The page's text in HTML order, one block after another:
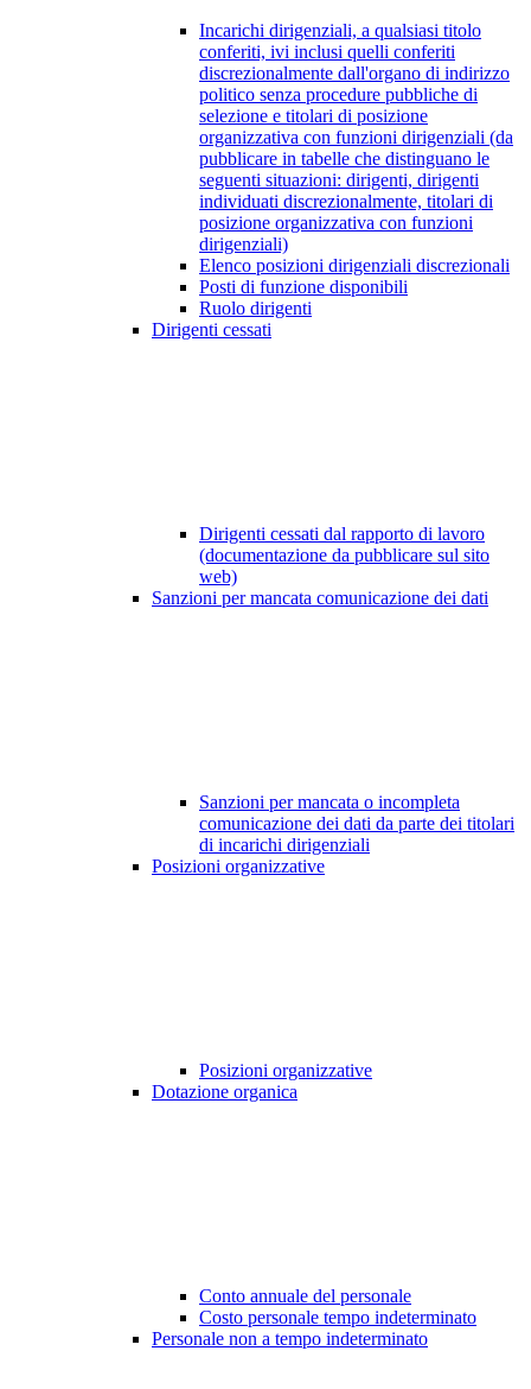
Incarichi dirigenziali, a qualsiasi titolo
conferiti, ivi inclusi quelli conferiti
discrezionalmente dall'organo di indirizzo
politico senza procedure pubbliche di
selezione e titolari di posizione
organizzativa con funzioni dirigenziali (da
pubblicare in tabelle che distinguano le
seguenti situazioni: dirigenti, dirigenti
individuati discrezionalmente, titolari di
posizione organizzativa con funzioni
dirigenziali)
Elenco posizioni dirigenziali discrezionali
Posti di funzione disponibili
Ruolo dirigenti
Dirigenti cessati
Dirigenti cessati dal rapporto di lavoro
(documentazione da pubblicare sul sito
web)
Sanzioni per mancata comunicazione dei dati
Sanzioni per mancata o incompleta
comunicazione dei dati da parte dei titolari
di incarichi dirigenziali
Posizioni organizzative
Posizioni organizzative
Dotazione organica
Conto annuale del personale
Costo personale tempo indeterminato
Personale non a tempo indeterminato